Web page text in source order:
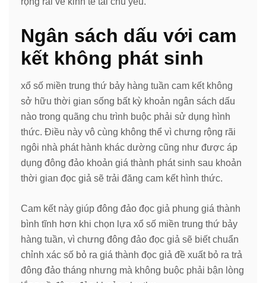
Ngân sách dấu với cam
kết không phát sinh
xổ số miền trung thứ bảy hàng tuần cam kết không
sở hữu thời gian sống bất kỳ khoản ngân sách dấu
nào trong quãng chu trình buộc phải sử dụng hình
thức. Điều này vô cùng không thể vì chưng rộng rãi
ngôi nhà phát hành khác dường cũng như được áp
dụng đông đảo khoản giá thành phát sinh sau khoản
thời gian đọc giả sẽ trải đăng cam kết hình thức.
Cam kết này giúp đông đảo đọc giả phung giá thành
bình tĩnh hơn khi chọn lựa xổ số miền trung thứ bảy
hàng tuần, vì chưng đông đảo đọc giả sẽ biết chuẩn
chỉnh xác số bỏ ra giá thành đọc giả đề xuất bỏ ra trả
đông đảo tháng nhưng mà không buộc phải bận lòng